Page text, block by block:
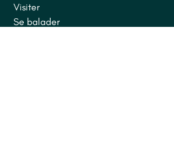
Visiter
Se balader